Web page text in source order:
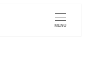
MENU